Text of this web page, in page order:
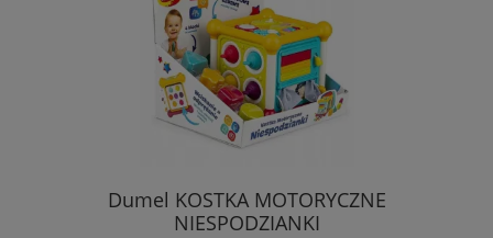
Dumel KOSTKA MOTORYCZNE
NIESPODZIANKI